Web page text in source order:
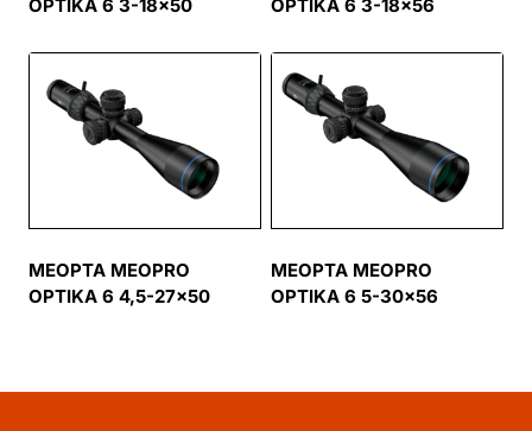
OPTIKA 6 3-18×50
OPTIKA 6 3-18×56
MEOPTA MEOPRO
OPTIKA 6 4,5-27×50
MEOPTA MEOPRO
OPTIKA 6 5-30×56